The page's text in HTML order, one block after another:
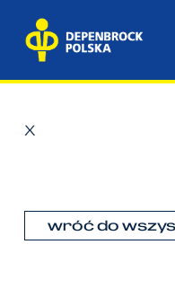
content
X
wróć do